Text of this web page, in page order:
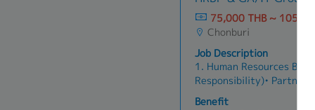
compromise.- Ensure all
with labor laws and
promotions according to
Verifying employee
annual personal income
for Japanese employees,
Calculating and preparing
salary adjustment
・Uniform
・Annual leave（6 days）
75,000 THB ~ 105,000
Chonburi
Job Description
1. Human Resources
Responsibility)• Partner
align HR strategies with
Benefit